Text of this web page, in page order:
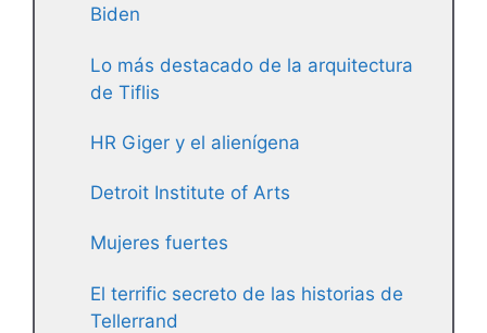
Biden
Lo más destacado de la arquitectura
de Tiflis
HR Giger y el alienígena
Detroit Institute of Arts
Mujeres fuertes
El terrific secreto de las historias de
Tellerrand